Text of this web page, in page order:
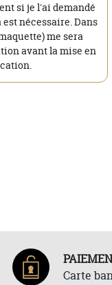
si je l'ai demandé
nécessaire. Dans
me sera
avant la mise en
Carte